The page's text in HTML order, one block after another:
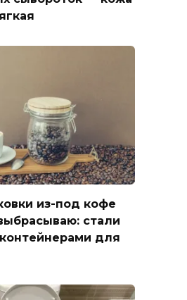
из-под кофе
стали
для